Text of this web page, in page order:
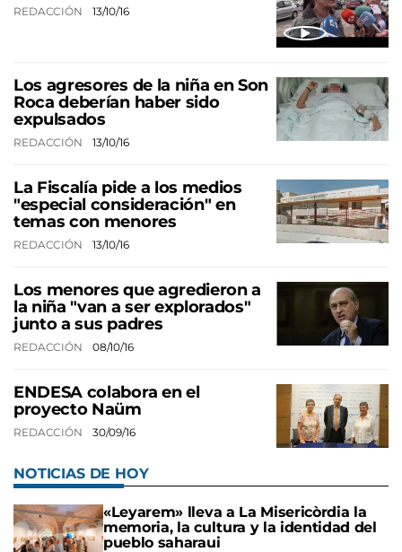
REDACCIÓN 13/10/16
Los agresores de la niña en Son
Roca deberían haber sido
expulsados
REDACCIÓN 13/10/16
La Fiscalía pide a los medios
"especial consideración" en
temas con menores
REDACCIÓN 13/10/16
Los menores que agredieron a
la niña "van a ser explorados"
junto a sus padres
REDACCIÓN 08/10/16
ENDESA colabora en el
proyecto Naüm
REDACCIÓN 30/09/16
NOTICIAS DE HOY
«Leyarem» lleva a La Misericòrdia la
memoria, la cultura y la identidad del
pueblo saharaui